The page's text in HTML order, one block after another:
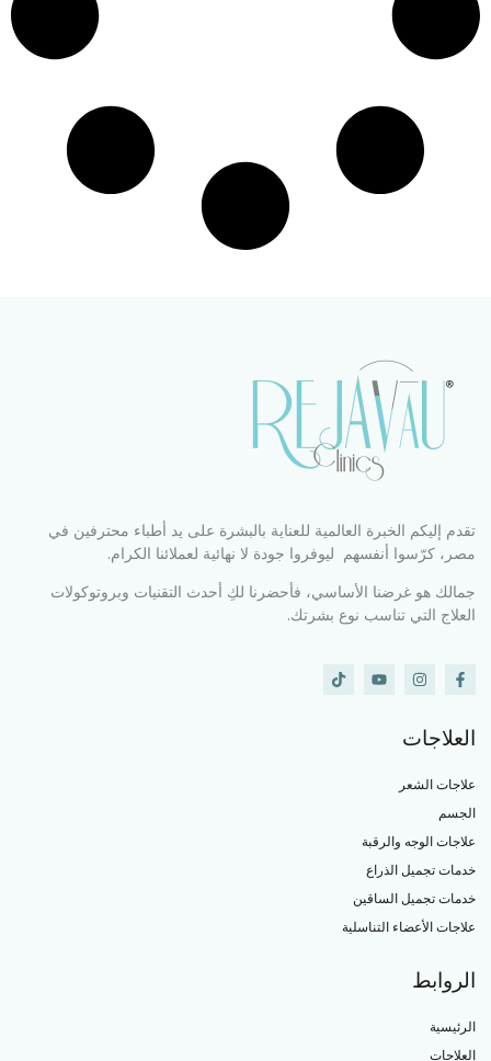
تقدم إليكم الخبرة العالمية للعناية بالبشرة على يد أطباء محترفين في
مصر، كرّسوا أنفسهم ليوفروا جودة لا نهائية لعملائنا الكرام.
جمالك هو غرضنا الأساسي، فأحضرنا لكِ أحدث التقنيات وبروتوكولات
العلاج التي تناسب نوع بشرتك.
العلاجات
علاجات الشعر
الجسم
علاجات الوجه والرقبة
خدمات تجميل الذراع
خدمات تجميل الساقين
علاجات الأعضاء التناسلية
الروابط
الرئيسية
العلاجات